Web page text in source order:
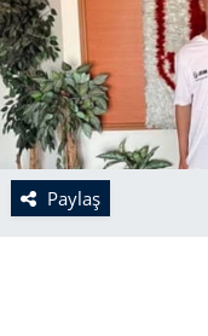
Paylaş